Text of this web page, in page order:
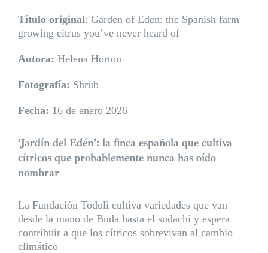
Título original: Garden of Eden: the Spanish farm
growing citrus you’ve never heard of
Autora: Helena Horton
Fotografía: Shrub
Fecha: 16 de enero 2026
‘Jardín del Edén’: la finca española que cultiva
cítricos que probablemente nunca has oído
nombrar
La Fundación Todolí cultiva variedades que van
desde la mano de Buda hasta el sudachi y espera
contribuir a que los cítricos sobrevivan al cambio
climático